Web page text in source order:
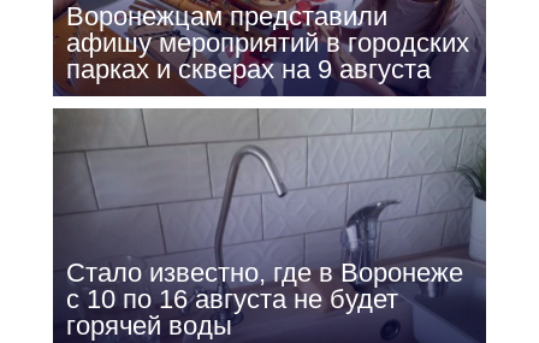
Воронежцам представили
афишу мероприятий в городских
парках и скверах на 9 августа
Стало известно, где в Воронеже
с 10 по 16 августа не будет
горячей воды